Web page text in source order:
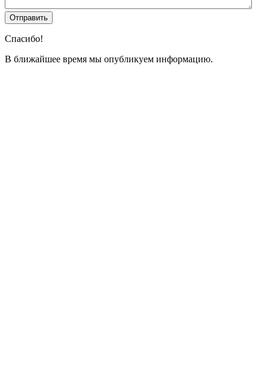
Спасибо!
В ближайшее время мы опубликуем информацию.